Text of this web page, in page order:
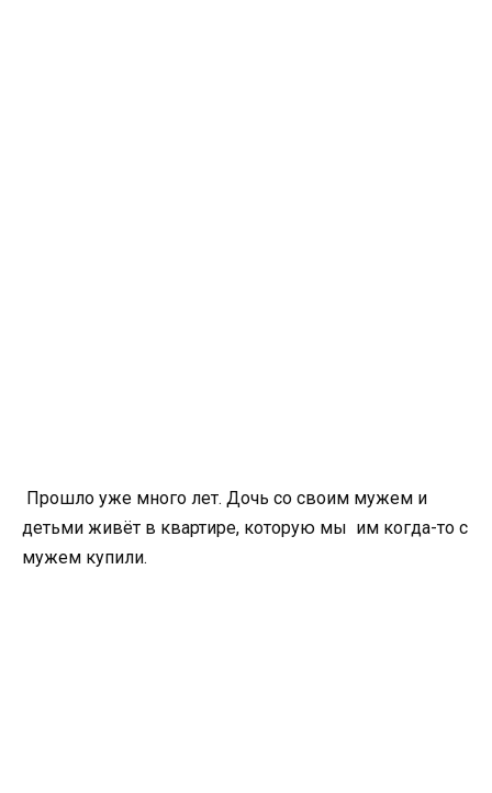
Прошло уже много лет. Дочь со своим мужем и
детьми живёт в квартире, которую мы им когда-то с
мужем купили.